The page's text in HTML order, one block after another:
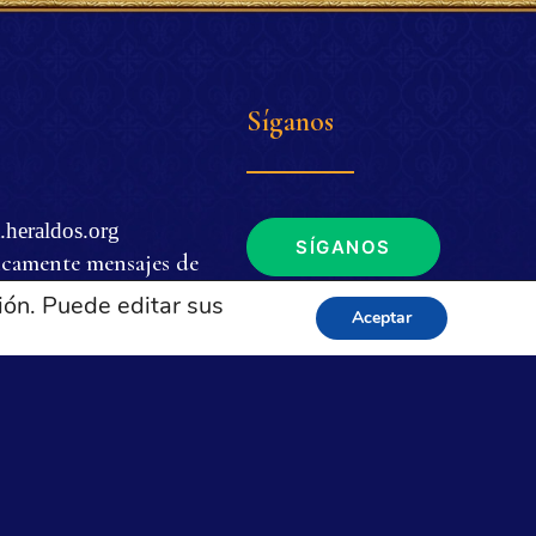
mensajes de
Síganos
SÍGANOS
Puede editar sus Aceptar